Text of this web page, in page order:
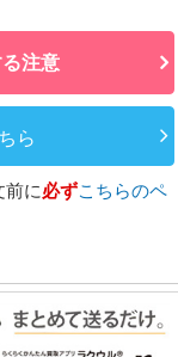
注意
ら
に必ずこちらのペ